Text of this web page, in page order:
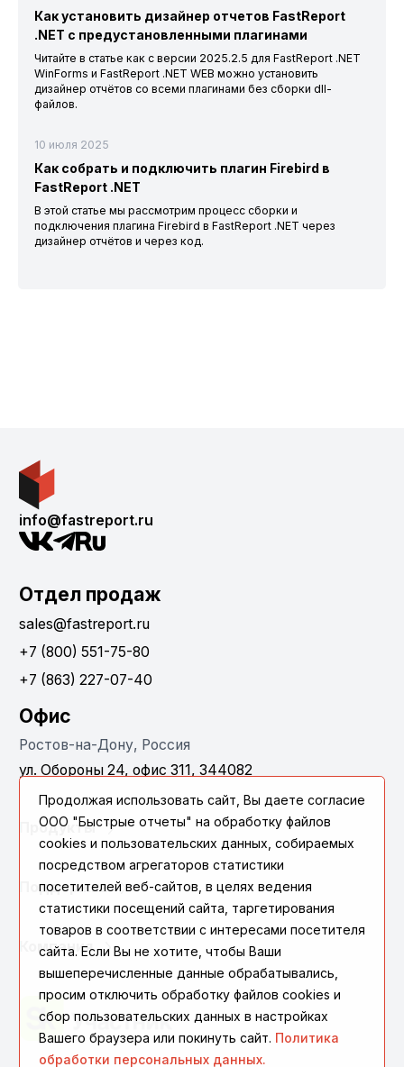
Как установить дизайнер отчетов FastReport
.NET с предустановленными плагинами
Читайте в статье как с версии 2025.2.5 для FastReport .NET
WinForms и FastReport .NET WEB можно установить
дизайнер отчётов со всеми плагинами без сборки dll-
файлов.
10 июля 2025
Как собрать и подключить плагин Firebird в
FastReport .NET
В этой статье мы рассмотрим процесс сборки и
подключения плагина Firebird в FastReport .NET через
дизайнер отчётов и через код.
info@fastreport.ru
Отдел продаж
sales@fastreport.ru
+7 (800) 551-75-80
+7 (863) 227-07-40
Офис
Ростов-на-Дону, Россия
ул. Обороны 24, офис 311, 344082
Продукты
Поддержка
Компания
Продолжая использовать сайт, Вы даете согласие
ООО "Быстрые отчеты" на обработку файлов
cookies и пользовательских данных, собираемых
посредством агрегаторов статистики
посетителей веб-сайтов, в целях ведения
статистики посещений сайта, таргетирования
товаров в соответствии с интересами посетителя
сайта. Если Вы не хотите, чтобы Ваши
вышеперечисленные данные обрабатывались,
просим отключить обработку файлов cookies и
сбор пользовательских данных в настройках
Вашего браузера или покинуть сайт. Политика
обработки персональных данных.